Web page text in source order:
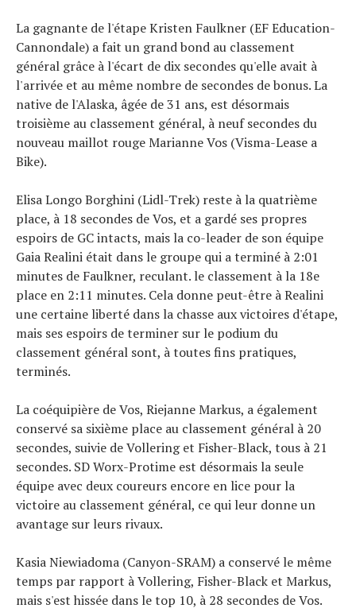
La gagnante de l'étape Kristen Faulkner (EF Education-
Cannondale) a fait un grand bond au classement
général grâce à l'écart de dix secondes qu'elle avait à
l'arrivée et au même nombre de secondes de bonus. La
native de l'Alaska, âgée de 31 ans, est désormais
troisième au classement général, à neuf secondes du
nouveau maillot rouge Marianne Vos (Visma-Lease a
Bike).
Elisa Longo Borghini (Lidl-Trek) reste à la quatrième
place, à 18 secondes de Vos, et a gardé ses propres
espoirs de GC intacts, mais la co-leader de son équipe
Gaia Realini était dans le groupe qui a terminé à 2:01
minutes de Faulkner, reculant. le classement à la 18e
place en 2:11 minutes. Cela donne peut-être à Realini
une certaine liberté dans la chasse aux victoires d'étape,
mais ses espoirs de terminer sur le podium du
classement général sont, à toutes fins pratiques,
terminés.
La coéquipière de Vos, Riejanne Markus, a également
conservé sa sixième place au classement général à 20
secondes, suivie de Vollering et Fisher-Black, tous à 21
secondes. SD Worx-Protime est désormais la seule
équipe avec deux coureurs encore en lice pour la
victoire au classement général, ce qui leur donne un
avantage sur leurs rivaux.
Kasia Niewiadoma (Canyon-SRAM) a conservé le même
temps par rapport à Vollering, Fisher-Black et Markus,
mais s'est hissée dans le top 10, à 28 secondes de Vos.